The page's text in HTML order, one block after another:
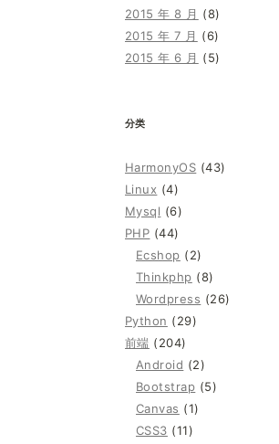
2015 年 8 月 (8)
2015 年 7 月 (6)
2015 年 6 月 (5)
分类
HarmonyOS (43)
Linux (4)
Mysql (6)
PHP (44)
Ecshop (2)
Thinkphp (8)
Wordpress (26)
Python (29)
前端 (204)
Android (2)
Bootstrap (5)
Canvas (1)
CSS3 (11)